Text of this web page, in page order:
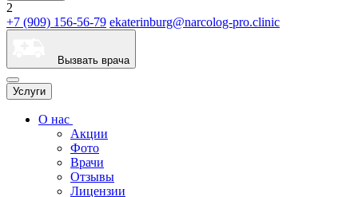
2
+7 (909) 156-56-79 ekaterinburg@narcolog-pro.clinic
Вызвать врача
Услуги
О нас
Акции
Фото
Врачи
Отзывы
Лицензии